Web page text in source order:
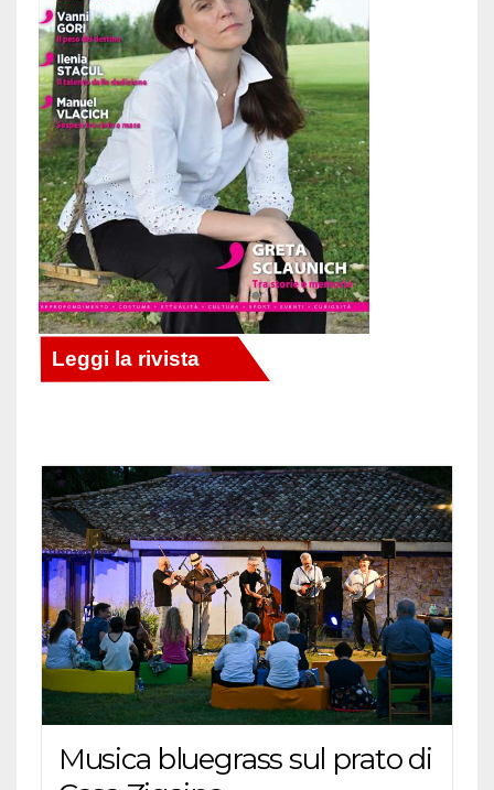
Musica bluegrass sul prato di